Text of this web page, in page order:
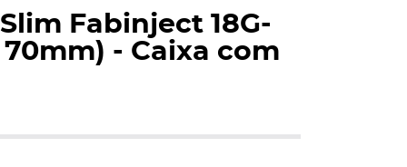
Fabinject 18G-
70mm) - Caixa com